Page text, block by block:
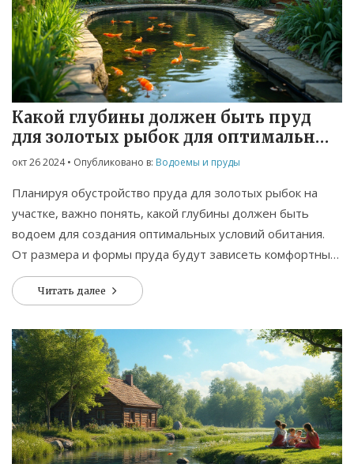
Какой глубины должен быть пруд
для золотых рыбок для оптимальных
условий
окт 26 2024• Опубликовано в: Водоемы и пруды
Планируя обустройство пруда для золотых рыбок на
участке, важно понять, какой глубины должен быть
водоем для создания оптимальных условий обитания.
От размера и формы пруда будут зависеть комфортные
условия для жизни рыбок и их здоровье. В статье
рассматриваются советы по выбору глубины и
качественного обустройства. Узнайте, как обеспечить
посадку растений, уход и безопасность для ваших ярких
обитателей.
Читать далее